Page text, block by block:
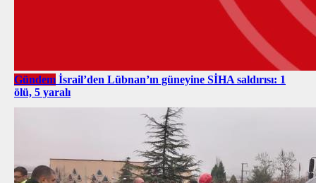
Gündem İsrail’den Lübnan’ın güneyine SİHA saldırısı: 1
ölü, 5 yaralı